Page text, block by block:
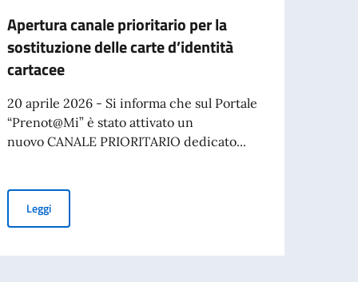
con più di 70 anni
Apertura canale prioritario per la
sostituzione delle carte d’identità
cartacee
20 aprile 2026 - Si informa che sul Portale
“Prenot@Mi” è stato attivato un
nuovo CANALE PRIORITARIO dedicato...
LeggiApertura canale prioritario per la sostituzione delle carte